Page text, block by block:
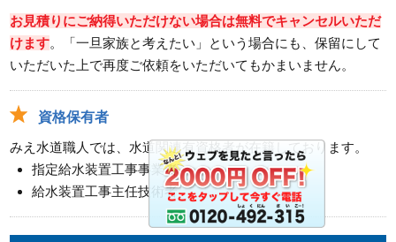
お見積りにご納得いただけない場合は無料でキャンセルいただ
けます。「一旦家族と考えたい」という場合にも、保留にして
いただいた上で再度ご依頼をいただいてもかまいません。
資格保有者
みえ水道職人では、水道関連有資格者が在籍しております。
指定給水装置工事事業者
給水装置工事主任技術者